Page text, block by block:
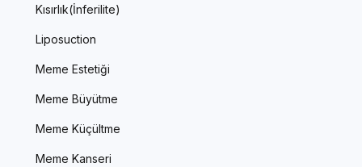
Kısırlık(İnferilite)
Liposuction
Meme Estetiği
Meme Büyütme
Meme Küçültme
Meme Kanseri